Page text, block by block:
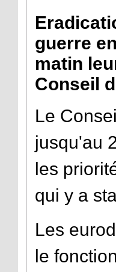
guerre
matin
Conseil
Le
jusqu'au
les
qui y a
Les
le